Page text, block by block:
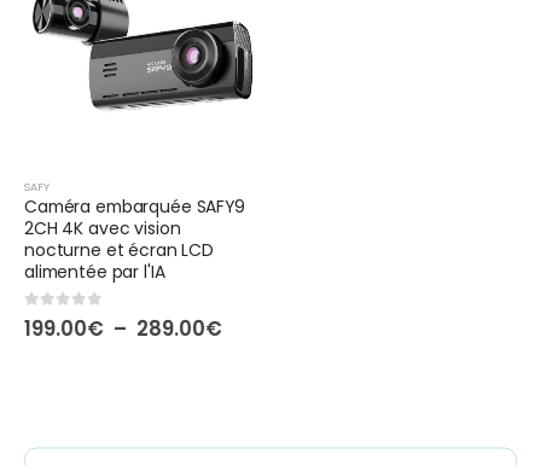
SAFY
Caméra embarquée SAFY9
2CH 4K avec vision
nocturne et écran LCD
alimentée par l'IA
0 out of 5
199.00€ – 289.00€